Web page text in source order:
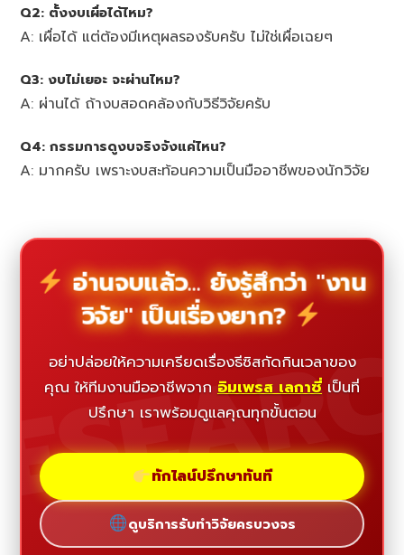
Q2: ตั้งงบเผื่อได้ไหม?
A: เผื่อได้ แต่ต้องมีเหตุผลรองรับครับ ไม่ใช่เผื่อเฉยๆ
Q3: งบไม่เยอะ จะผ่านไหม?
A: ผ่านได้ ถ้างบสอดคล้องกับวิธีวิจัยครับ
Q4: กรรมการดูงบจริงจังแค่ไหน?
A: มากครับ เพราะงบสะท้อนความเป็นมืออาชีพของนักวิจัย
อ่านจบแล้ว... ยังรู้สึกว่า "งาน
วิจัย" เป็นเรื่องยาก?
อย่าปล่อยให้ความเครียดเรื่องธีซิสกัดกินเวลาของ
คุณ ให้ทีมงานมืออาชีพจาก อิมเพรส เลกาซี่ เป็นที่
ปรึกษา เราพร้อมดูแลคุณทุกขั้นตอน
ทักไลน์ปรึกษาทันที
ดูบริการรับทำวิจัยครบวงจร